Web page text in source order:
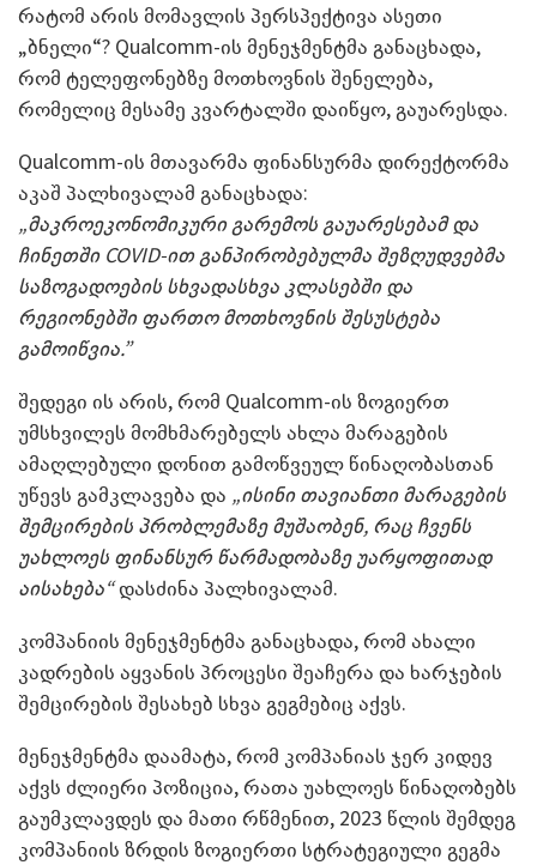
რატომ არის მომავლის პერსპექტივა ასეთი
„ბნელი“? Qualcomm-ის მენეჯმენტმა განაცხადა,
რომ ტელეფონებზე მოთხოვნის შენელება,
რომელიც მესამე კვარტალში დაიწყო, გაუარესდა.
Qualcomm-ის მთავარმა ფინანსურმა დირექტორმა
აკაშ პალხივალამ განაცხადა:
„მაკროეკონომიკური გარემოს გაუარესებამ და
ჩინეთში COVID-ით განპირობებულმა შეზღუდვებმა
საზოგადოების სხვადასხვა კლასებში და
რეგიონებში ფართო მოთხოვნის შესუსტება
გამოიწვია.”
შედეგი ის არის, რომ Qualcomm-ის ზოგიერთ
უმსხვილეს მომხმარებელს ახლა მარაგების
ამაღლებული დონით გამოწვეულ წინაღობასთან
უწევს გამკლავება და „ისინი თავიანთი მარაგების
შემცირების პრობლემაზე მუშაობენ, რაც ჩვენს
უახლოეს ფინანსურ წარმადობაზე უარყოფითად
აისახება“დასძინა პალხივალამ.
კომპანიის მენეჯმენტმა განაცხადა, რომ ახალი
კადრების აყვანის პროცესი შეაჩერა და ხარჯების
შემცირების შესახებ სხვა გეგმებიც აქვს.
მენეჯმენტმა დაამატა, რომ კომპანიას ჯერ კიდევ
აქვს ძლიერი პოზიცია, რათა უახლოეს წინაღობებს
გაუმკლავდეს და მათი რწმენით, 2023 წლის შემდეგ
კომპანიის ზრდის ზოგიერთი სტრატეგიული გეგმა